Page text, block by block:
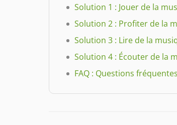
Solution 1 : Jouer de la
Solution 2 : Profiter de la
Solution 3 : Lire de la
Solution 4 : Écouter de la
FAQ : Questions